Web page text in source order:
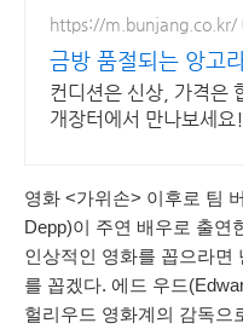
https://m.bunjang.co.kr/
금방 품절되는 앙고
최대 브랜드 중고거
컨디션은 신상, 가격은
개장터에서 만나보세요
영화 <가위손> 이후로 팀
Depp)이 주연 배우로 출연
인상적인 영화를 꼽으라면
를 꼽겠다. 에드 우드
헐리우드 영화계의 감독으